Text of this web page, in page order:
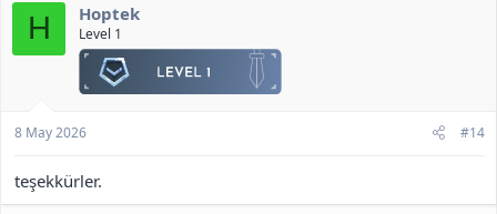
H Hoptek
Level 1
8 May 2026 #14
teşekkürler.